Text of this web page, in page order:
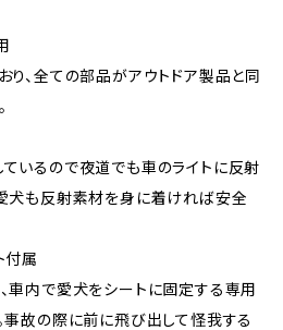
り、全ての部品がアウトドア製品と同
いるので夜道でも車のライトに反射
犬も反射素材を身に着ければ安全
付属
車内で愛犬をシートに固定する専用
事故の際に前に飛び出して怪我する